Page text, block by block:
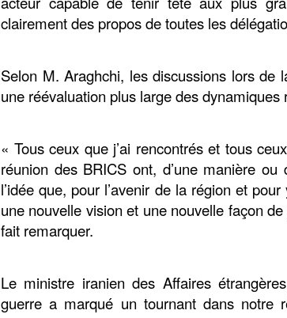
clairement des propos de toutes les
Selon M. Araghchi, les discussions lors de
une réévaluation plus large des
« Tous ceux que j’ai rencontrés et tous
réunion des BRICS ont, d’une manière ou
l’idée que, pour l’avenir de la région et
une nouvelle vision et une nouvelle façon
fait remarquer.
Le ministre iranien des Affaires
guerre a marqué un tournant dans notre